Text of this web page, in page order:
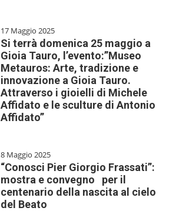
17 Maggio 2025
Si terrà domenica 25 maggio a
Gioia Tauro, l’evento:”Museo
Metauros: Arte, tradizione e
innovazione a Gioia Tauro.
Attraverso i gioielli di Michele
Affidato e le sculture di Antonio
Affidato”
8 Maggio 2025
“Conosci Pier Giorgio Frassati”:
mostra e convegno per il
centenario della nascita al cielo
del Beato